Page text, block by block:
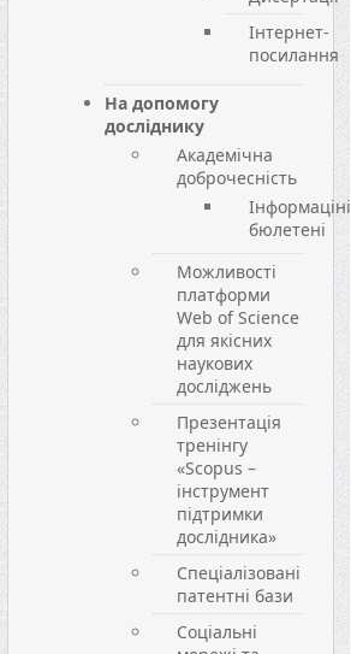
Інтернет-
посилання
На допомогу
досліднику
Академічна
доброчесність
Інформаціні
бюлетені
Можливості
платформи
Web of Science
для якісних
наукових
досліджень
Презентація
тренінгу
«Scopus –
інструмент
підтримки
дослідника»
Спеціалізовані
патентні бази
Соціальні